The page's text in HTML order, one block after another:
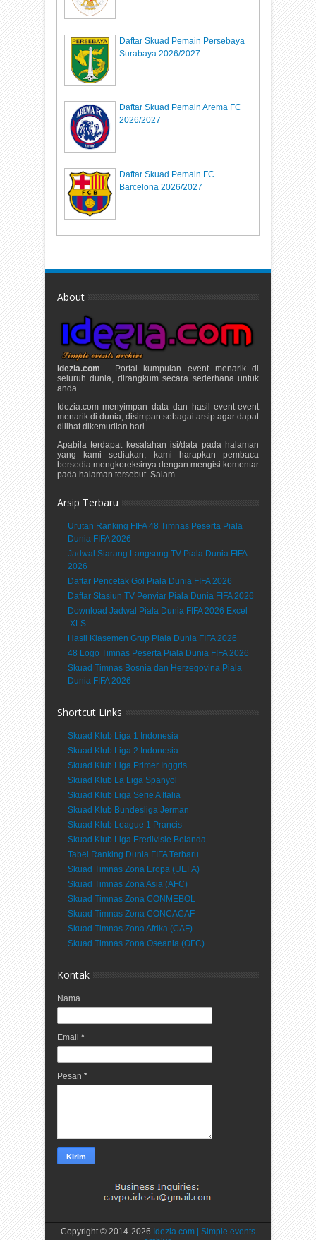
Daftar Skuad Pemain Persebaya
Surabaya 2026/2027
Daftar Skuad Pemain Arema FC
2026/2027
Daftar Skuad Pemain FC
Barcelona 2026/2027
About
Idezia.com - Portal kumpulan event menarik di
seluruh dunia, dirangkum secara sederhana untuk
anda.
Idezia.com menyimpan data dan hasil event-event
menarik di dunia, disimpan sebagai arsip agar dapat
dilihat dikemudian hari.
Apabila terdapat kesalahan isi/data pada halaman
yang kami sediakan, kami harapkan pembaca
bersedia mengkoreksinya dengan mengisi komentar
pada halaman tersebut. Salam.
Arsip Terbaru
Urutan Ranking FIFA 48 Timnas Peserta Piala
Dunia FIFA 2026
Jadwal Siarang Langsung TV Piala Dunia FIFA
2026
Daftar Pencetak Gol Piala Dunia FIFA 2026
Daftar Stasiun TV Penyiar Piala Dunia FIFA 2026
Download Jadwal Piala Dunia FIFA 2026 Excel
.XLS
Hasil Klasemen Grup Piala Dunia FIFA 2026
48 Logo Timnas Peserta Piala Dunia FIFA 2026
Skuad Timnas Bosnia dan Herzegovina Piala
Dunia FIFA 2026
Shortcut Links
Skuad Klub Liga 1 Indonesia
Skuad Klub Liga 2 Indonesia
Skuad Klub Liga Primer Inggris
Skuad Klub La Liga Spanyol
Skuad Klub Liga Serie A Italia
Skuad Klub Bundesliga Jerman
Skuad Klub League 1 Prancis
Skuad Klub Liga Eredivisie Belanda
Tabel Ranking Dunia FIFA Terbaru
Skuad Timnas Zona Eropa (UEFA)
Skuad Timnas Zona Asia (AFC)
Skuad Timnas Zona CONMEBOL
Skuad Timnas Zona CONCACAF
Skuad Timnas Zona Afrika (CAF)
Skuad Timnas Zona Oseania (OFC)
Kontak
Nama
Email *
Pesan *
Copyright © 2014-2026 Idezia.com | Simple events